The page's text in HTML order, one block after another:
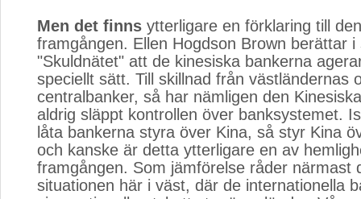
Men det finns ytterligare en förklaring till
framgången. Ellen Hogdson Brown berättar i
"Skuldnätet" att de kinesiska bankerna
speciellt sätt. Till skillnad från västländernas
centralbanker, så har nämligen den
aldrig släppt kontrollen över banksystemet.
låta bankerna styra över Kina, så styr Kina
och kanske är detta ytterligare en av
framgången. Som jämförelse råder närmast
situationen här i väst, där de internationella